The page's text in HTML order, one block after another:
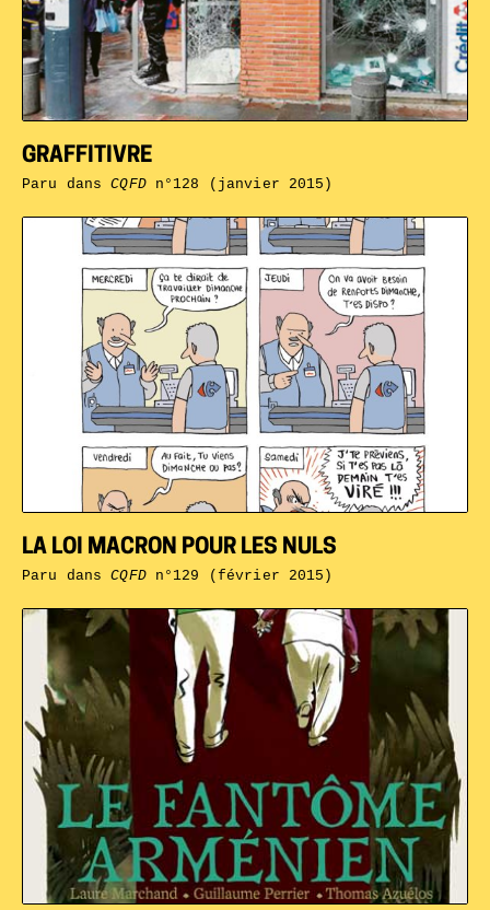
LA LOI MACRON POUR LES NULS
Paru dansCQFDn°129 (février 2015)
GRAFFITIVRE
Paru dansCQFDn°128 (janvier 2015)